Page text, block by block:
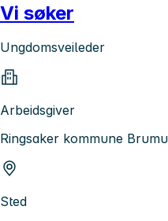
Vi søker
Ungdomsveileder
Arbeidsgiver
Ringsaker kommune
Sted